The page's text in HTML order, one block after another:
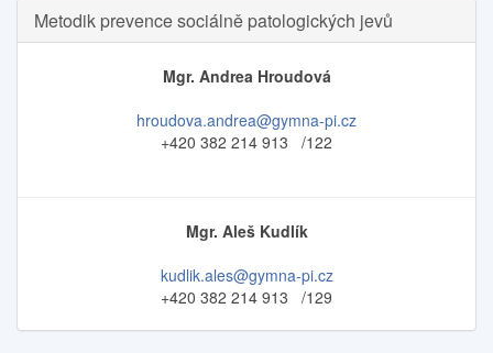
Metodik prevence sociálně patologických jevů
Mgr. Andrea Hroudová
hroudova.andrea@gymna-pi.cz
+420 382 214 913 /122
Mgr. Aleš Kudlík
kudlik.ales@gymna-pi.cz
+420 382 214 913 /129